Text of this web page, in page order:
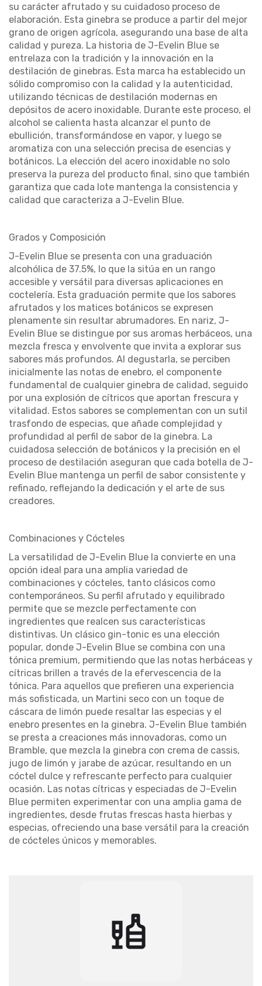
su carácter afrutado y su cuidadoso proceso de
elaboración. Esta ginebra se produce a partir del mejor
grano de origen agrícola, asegurando una base de alta
calidad y pureza. La historia de J-Evelin Blue se
entrelaza con la tradición y la innovación en la
destilación de ginebras. Esta marca ha establecido un
sólido compromiso con la calidad y la autenticidad,
utilizando técnicas de destilación modernas en
depósitos de acero inoxidable. Durante este proceso, el
alcohol se calienta hasta alcanzar el punto de
ebullición, transformándose en vapor, y luego se
aromatiza con una selección precisa de esencias y
botánicos. La elección del acero inoxidable no solo
preserva la pureza del producto final, sino que también
garantiza que cada lote mantenga la consistencia y
calidad que caracteriza a J-Evelin Blue.
Grados y Composición
J-Evelin Blue se presenta con una graduación
alcohólica de 37.5%, lo que la sitúa en un rango
accesible y versátil para diversas aplicaciones en
coctelería. Esta graduación permite que los sabores
afrutados y los matices botánicos se expresen
plenamente sin resultar abrumadores. En nariz, J-
Evelin Blue se distingue por sus aromas herbáceos, una
mezcla fresca y envolvente que invita a explorar sus
sabores más profundos. Al degustarla, se perciben
inicialmente las notas de enebro, el componente
fundamental de cualquier ginebra de calidad, seguido
por una explosión de cítricos que aportan frescura y
vitalidad. Estos sabores se complementan con un sutil
trasfondo de especias, que añade complejidad y
profundidad al perfil de sabor de la ginebra. La
cuidadosa selección de botánicos y la precisión en el
proceso de destilación aseguran que cada botella de J-
Evelin Blue mantenga un perfil de sabor consistente y
refinado, reflejando la dedicación y el arte de sus
creadores.
Combinaciones y Cócteles
La versatilidad de J-Evelin Blue la convierte en una
opción ideal para una amplia variedad de
combinaciones y cócteles, tanto clásicos como
contemporáneos. Su perfil afrutado y equilibrado
permite que se mezcle perfectamente con
ingredientes que realcen sus características
distintivas. Un clásico gin-tonic es una elección
popular, donde J-Evelin Blue se combina con una
tónica premium, permitiendo que las notas herbáceas y
cítricas brillen a través de la efervescencia de la
tónica. Para aquellos que prefieren una experiencia
más sofisticada, un Martini seco con un toque de
cáscara de limón puede resaltar las especias y el
enebro presentes en la ginebra. J-Evelin Blue también
se presta a creaciones más innovadoras, como un
Bramble, que mezcla la ginebra con crema de cassis,
jugo de limón y jarabe de azúcar, resultando en un
cóctel dulce y refrescante perfecto para cualquier
ocasión. Las notas cítricas y especiadas de J-Evelin
Blue permiten experimentar con una amplia gama de
ingredientes, desde frutas frescas hasta hierbas y
especias, ofreciendo una base versátil para la creación
de cócteles únicos y memorables.